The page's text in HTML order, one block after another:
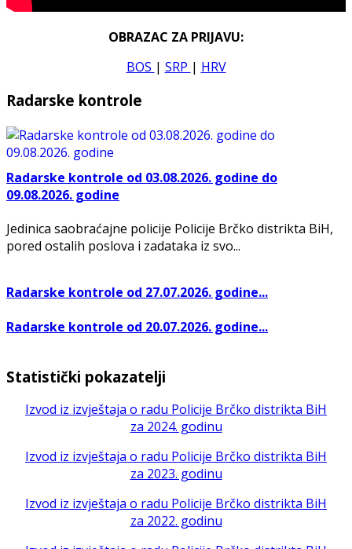
OBRAZAC ZA PRIJAVU:
BOS | SRP | HRV
Radarske kontrole
Radarske kontrole od 03.08.2026. godine do
09.08.2026. godine
Jedinica saobraćajne policije Policije Brčko distrikta BiH,
pored ostalih poslova i zadataka iz svo...
Radarske kontrole od 27.07.2026. godine...
Radarske kontrole od 20.07.2026. godine...
Statistički pokazatelji
Izvod iz izvještaja o radu Policije Brčko distrikta BiH
za 2024. godinu
Izvod iz izvještaja o radu Policije Brčko distrikta BiH
za 2023. godinu
Izvod iz izvještaja o radu Policije Brčko distrikta BiH
za 2022. godinu